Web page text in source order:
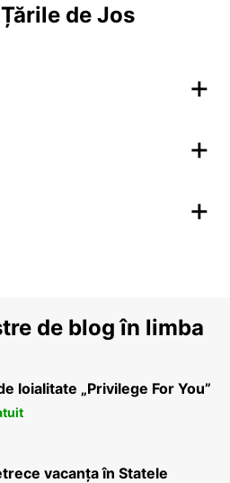
de Jos
de blog în limba
loialitate „Privilege For You”
vacanța în Statele